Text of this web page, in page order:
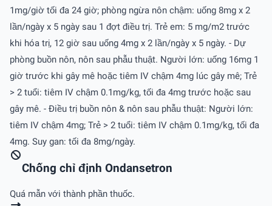
1mg/giờ tối đa 24 giờ; phòng ngừa nôn chậm: uống 8mg x 2
lần/ngày x 5 ngày sau 1 đợt điều trị. Trẻ em: 5 mg/m2 trước
khi hóa trị, 12 giờ sau uống 4mg x 2 lần/ngày x 5 ngày. - Dự
phòng buồn nôn, nôn sau phẫu thuật. Người lớn: uống 16mg 1
giờ trước khi gây mê hoặc tiêm IV chậm 4mg lúc gây mê; Trẻ
> 2 tuổi: tiêm IV chậm 0.1mg/kg, tối đa 4mg trước hoặc sau
gây mê. - Ðiều trị buồn nôn & nôn sau phẫu thuật: Người lớn:
tiêm IV chậm 4mg; Trẻ > 2 tuổi: tiêm IV chậm 0.1mg/kg, tối đa
4mg. Suy gan: tối đa 8mg/ngày.
Chống chỉ định Ondansetron
Quá mẫn với thành phần thuốc.